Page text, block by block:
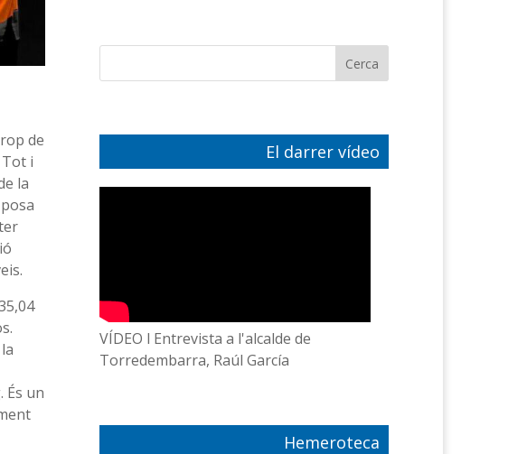
de
i
la
És un
El darrer vídeo
VÍDEO l Entrevista a l'alcalde de
Torredembarra, Raúl García
Hemeroteca